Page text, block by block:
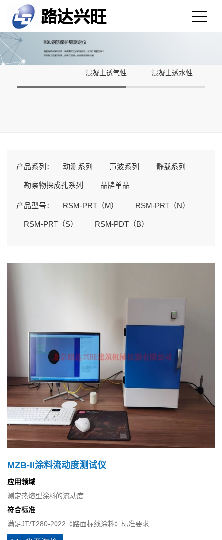
混凝土透气性 混凝土透水性
产品系列： 动测系列 声波系列 静载系列
勘察物探成孔系列 品牌单品
产品型号： RSM-PRT（M） RSM-PRT（N）
RSM-PRT（S） RSM-PDT（B）
MZB-II涂料流动度测试仪
应用领域
测定热熔型涂料的流动度
符合标准
满足JT/T280-2022《路面标线涂料》标准要求